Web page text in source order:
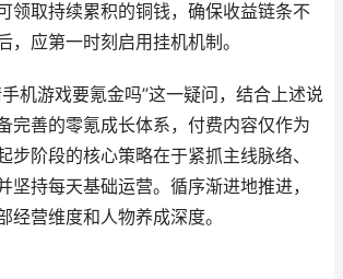
领取持续累积的铜钱，确保收益链条不
，应第一时刻启用挂机机制。
机游戏要氪金吗”这一疑问，结合上述说
完善的零氪成长体系，付费内容仅作为
步阶段的核心策略在于紧抓主线脉络、
坚持每天基础运营。循序渐进地推进，
经营维度和人物养成深度。